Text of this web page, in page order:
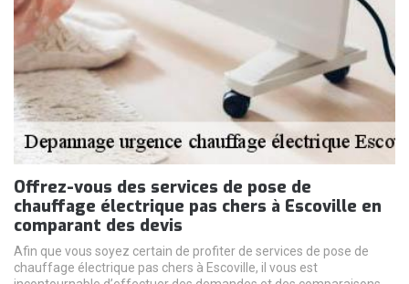
Offrez-vous des services de pose de
chauffage électrique pas chers à Escoville en
comparant des devis
Afin que vous soyez certain de profiter de services de pose de
chauffage électrique pas chers à Escoville, il vous est